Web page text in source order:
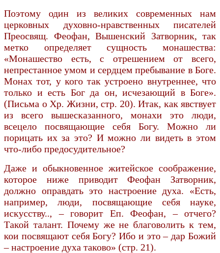
Поэтому один из великих современных нам
церковных духовно-нравственных писателей
Преосвящ. Феофан, Вышенский Затворник, так
метко определяет сущность монашества:
«Монашество есть, с отрешением от всего,
непрестанное умом и сердцем пребывание в Боге.
Монах тот, у кого так устроено внутреннее, что
только и есть Бог да он, исчезающий в Боге».
(Письма о Хр. Жизни, стр. 20). Итак, как явствует
из всего вышесказанного, монахи это люди,
всецело посвящающие себя Богу. Можно ли
порицать их за это? И можно ли видеть в этом
что-либо предосудительное?
Даже и обыкновенное житейское соображение,
которое ниже приводит Феофан Затворник,
должно оправдать это настроение духа. «Есть,
например, люди, посвящающие себя науке,
искусству.., – говорит Еп. Феофан, – отчего?
Такой талант. Почему же не благоволить к тем,
кои посвящают себя Богу? Ибо и это – дар Божий
– настроение духа таково» (стр. 21).